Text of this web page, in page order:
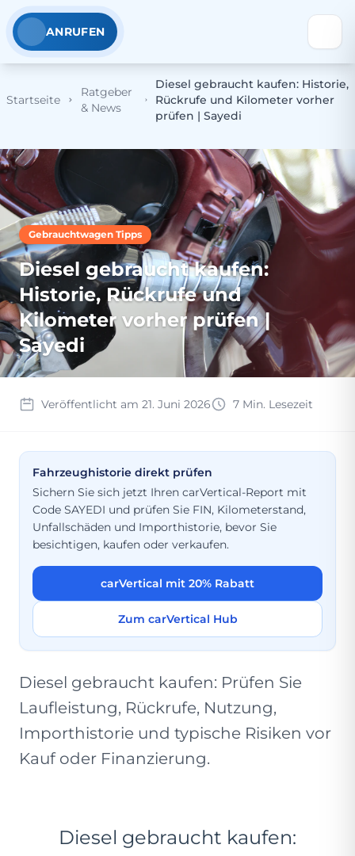
ANRUFEN
Startseite
Ratgeber
& News
Diesel gebraucht kaufen: Historie,
Rückrufe und Kilometer vorher
prüfen | Sayedi
Gebrauchtwagen Tipps
Diesel gebraucht kaufen:
Historie, Rückrufe und
Kilometer vorher prüfen |
Sayedi
Veröffentlicht am 21. Juni 2026 7 Min. Lesezeit
Fahrzeughistorie direkt prüfen
Sichern Sie sich jetzt Ihren carVertical-Report mit
Code SAYEDI und prüfen Sie FIN, Kilometerstand,
Unfallschäden und Importhistorie, bevor Sie
besichtigen, kaufen oder verkaufen.
carVertical mit 20% Rabatt
Zum carVertical Hub
Diesel gebraucht kaufen: Prüfen Sie
Laufleistung, Rückrufe, Nutzung,
Importhistorie und typische Risiken vor
Kauf oder Finanzierung.
Diesel gebraucht kaufen: